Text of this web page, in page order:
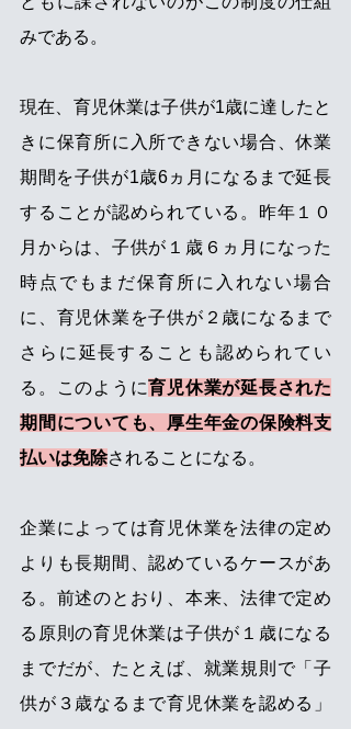
みである。
現在、育児休業は子供が1歳に達したと
きに保育所に入所できない場合、休業
期間を子供が1歳6ヵ月になるまで延長
することが認められている。昨年１０
月からは、子供が１歳６ヵ月になった
時点でもまだ保育所に入れない場合
に、育児休業を子供が２歳になるまで
さらに延長することも認められてい
る。このように育児休業が延長された
期間についても、厚生年金の保険料支
払いは免除されることになる。
企業によっては育児休業を法律の定め
よりも長期間、認めているケースがあ
る。前述のとおり、本来、法律で定め
る原則の育児休業は子供が１歳になる
までだが、たとえば、就業規則で「子
供が３歳なるまで育児休業を認める」